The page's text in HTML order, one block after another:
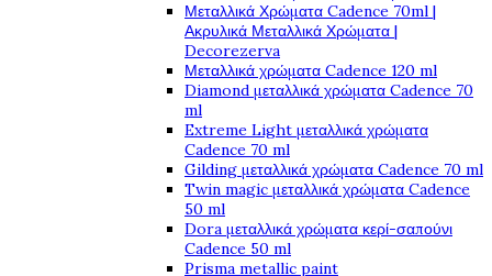
Μεταλλικά Χρώματα Cadence 70ml |
Ακρυλικά Μεταλλικά Χρώματα |
Decorezerva
Μεταλλικά χρώματα Cadence 120 ml
Diamond μεταλλικά χρώματα Cadence 70
ml
Extreme Light μεταλλικά χρώματα
Cadence 70 ml
Gilding μεταλλικά χρώματα Cadence 70 ml
Twin magic μεταλλικά χρώματα Cadence
50 ml
Dora μεταλλικά χρώματα κερί-σαπούνι
Cadence 50 ml
Prisma metallic paint